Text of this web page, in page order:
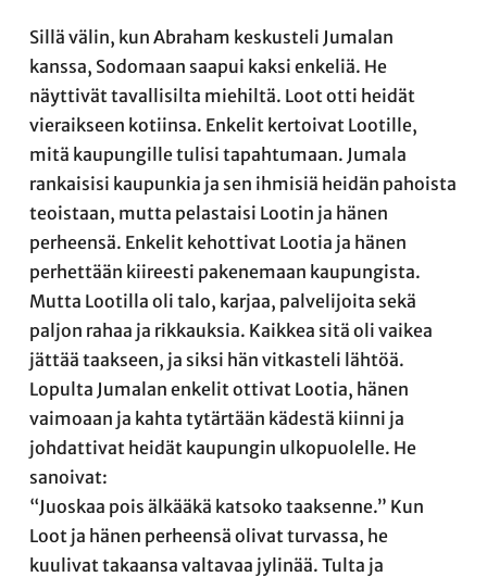
Sillä välin, kun Abraham keskusteli Jumalan
kanssa, Sodomaan saapui kaksi enkeliä. He
näyttivät tavallisilta miehiltä. Loot otti heidät
vieraikseen kotiinsa. Enkelit kertoivat Lootille,
mitä kaupungille tulisi tapahtumaan. Jumala
rankaisisi kaupunkia ja sen ihmisiä heidän pahoista
teoistaan, mutta pelastaisi Lootin ja hänen
perheensä. Enkelit kehottivat Lootia ja hänen
perhettään kiireesti pakenemaan kaupungista.
Mutta Lootilla oli talo, karjaa, palvelijoita sekä
paljon rahaa ja rikkauksia. Kaikkea sitä oli vaikea
jättää taakseen, ja siksi hän vitkasteli lähtöä.
Lopulta Jumalan enkelit ottivat Lootia, hänen
vaimoaan ja kahta tytärtään kädestä kiinni ja
johdattivat heidät kaupungin ulkopuolelle. He
sanoivat:
“Juoskaa pois älkääkä katsoko taaksenne.” Kun
Loot ja hänen perheensä olivat turvassa, he
kuulivat takaansa valtavaa jylinää. Tulta ja